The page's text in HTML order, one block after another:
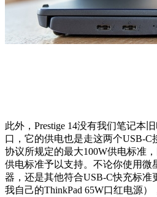
此外，Prestige 14没有我们笔记本
口，它的供电也是走这两个USB-C
协议所规定的最大100W供电标准
供电标准予以支持。不论你使用微
器，还是其他符合USB-C快充标准
我自己的ThinkPad 65W口红电源